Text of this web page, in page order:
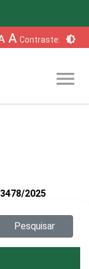
A Contraste: brightness_6
menu
2025
Pesquisar